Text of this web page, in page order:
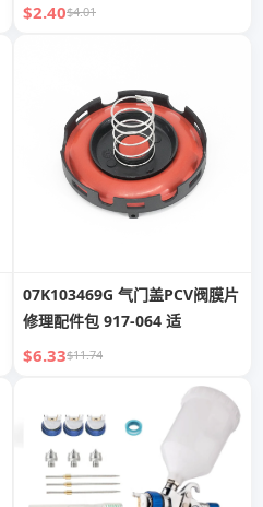
$2.40$4.01
07K103469G 气门盖PCV阀膜片
修理配件包 917-064 适
$6.33$11.74